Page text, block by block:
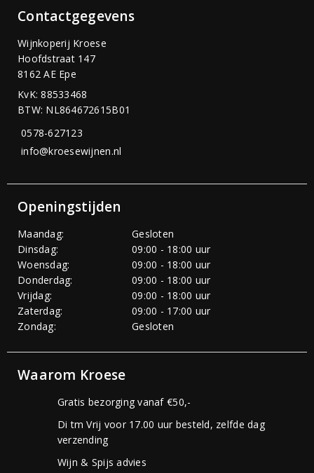
Contactgegevens
Wijnkoperij Kroese
Hoofdstraat 147
8162 AE Epe
KvK: 88533468
BTW: NL864672615B01
0578-627123
info@kroesewijnen.nl
Openingstijden
Maandag:
Gesloten
Dinsdag:
09:00 - 18:00 uur
Woensdag:
09:00 - 18:00 uur
Donderdag:
09:00 - 18:00 uur
Vrijdag:
09:00 - 18:00 uur
Zaterdag:
09:00 - 17:00 uur
Zondag:
Gesloten
Waarom Kroese
Gratis bezorging vanaf €50,-
Di tm Vrij voor 17.00 uur besteld, zelfde dag
verzending
Wijn & Spijs advies